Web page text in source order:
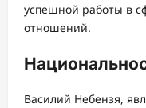
успешной работы в
отношений.
Василий Небензя,